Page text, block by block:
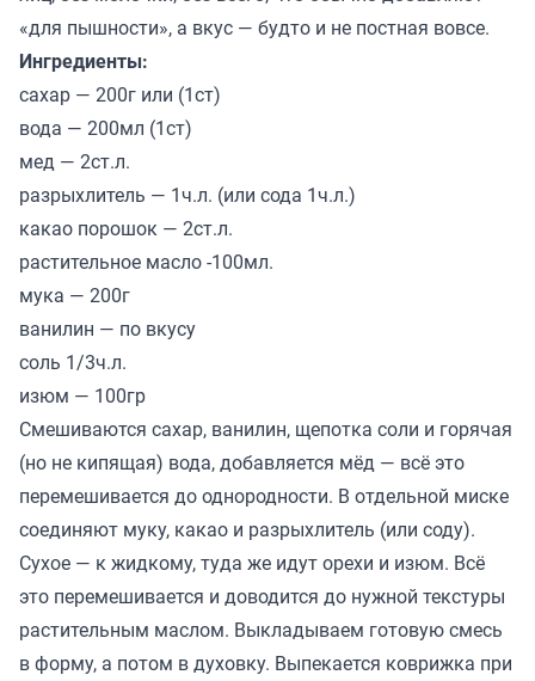
«для пышности», а вкус — будто и не постная вовсе.
Ингредиенты:
сахар — 200г или (1ст)
вода — 200мл (1ст)
мед — 2ст.л.
разрыхлитель — 1ч.л. (или сода 1ч.л.)
какао порошок — 2ст.л.
растительное масло -100мл.
мука — 200г
ванилин — по вкусу
соль 1/3ч.л.
изюм — 100гр
Смешиваются сахар, ванилин, щепотка соли и горячая
(но не кипящая) вода, добавляется мёд — всё это
перемешивается до однородности. В отдельной миске
соединяют муку, какао и разрыхлитель (или соду).
Сухое — к жидкому, туда же идут орехи и изюм. Всё
это перемешивается и доводится до нужной текстуры
растительным маслом. Выкладываем готовую смесь
в форму, а потом в духовку. Выпекается коврижка при